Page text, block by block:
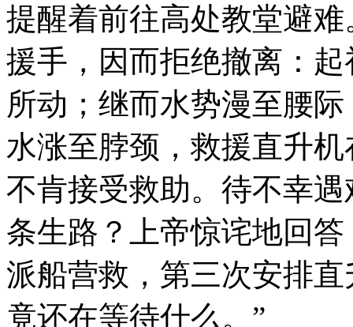
提醒着前往高处教堂避
援手，因而拒绝撤离：
所动；继而水势漫至腰
水涨至脖颈，救援直升
不肯接受救助。待不幸
条生路？上帝惊诧地回
派船营救，第三次安排
竟还在等待什么。”